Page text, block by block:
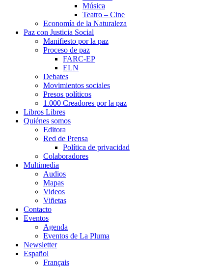
Música
Teatro – Cine
Economía de la Naturaleza
Paz con Justicia Social
Manifiesto por la paz
Proceso de paz
FARC-EP
ELN
Debates
Movimientos sociales
Presos políticos
1.000 Creadores por la paz
Libros Libres
Quiénes somos
Editora
Red de Prensa
Política de privacidad
Colaboradores
Multimedia
Audios
Mapas
Videos
Viñetas
Contacto
Eventos
Agenda
Eventos de La Pluma
Newsletter
Español
Français